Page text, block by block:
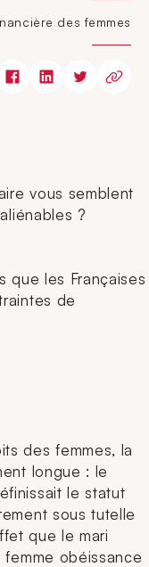
des femmes
vous semblent
?
que les Françaises
de
des femmes, la
longue : le
le statut
sous tutelle
que le mari
obéissance